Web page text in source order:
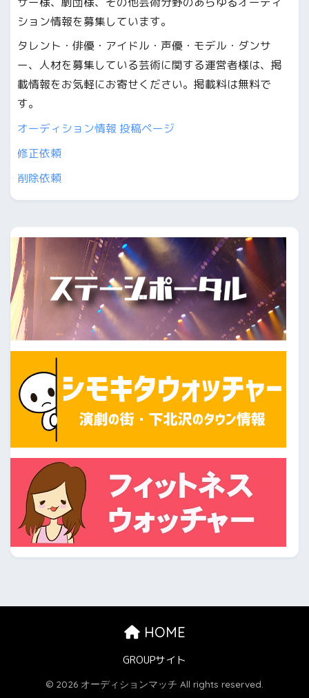
ション情報を募集しています。
タレント・俳優・アイドル・声優・モデル・ダンサ
ー、人材を募集している芸術に関する運営者様は、掲
載情報をお気軽にお寄せください。掲載料は無料で
す。
オーディション情報 投稿ページ
修正依頼
削除依頼
HOME
GROUPサイト
© 2026 オーディションマッチ All rights reserved.